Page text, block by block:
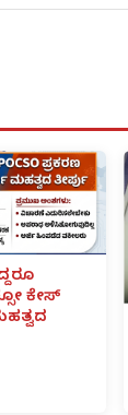
ಕೇಸ್